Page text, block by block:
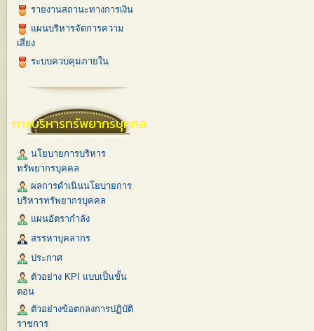
รายงานสถานะทางการเงิน
แผนบริหารจัดการความ
เสี่ยง
ระบบควบคุมภายใน
การบริหารทรัพยากรบุคคล
นโยบายการบริหาร
ทรัพยากรบุคคล
ผลการดำเนินนโยบายการ
บริหารทรัพยากรบุคคล
แผนอัตรากำลัง
สรรหาบุคลากร
ประกาศ
ตัวอย่าง KPI แบบเป็นขั้น
ตอน
ตัวอย่างข้อตกลงการปฏิบัติ
ราชการ